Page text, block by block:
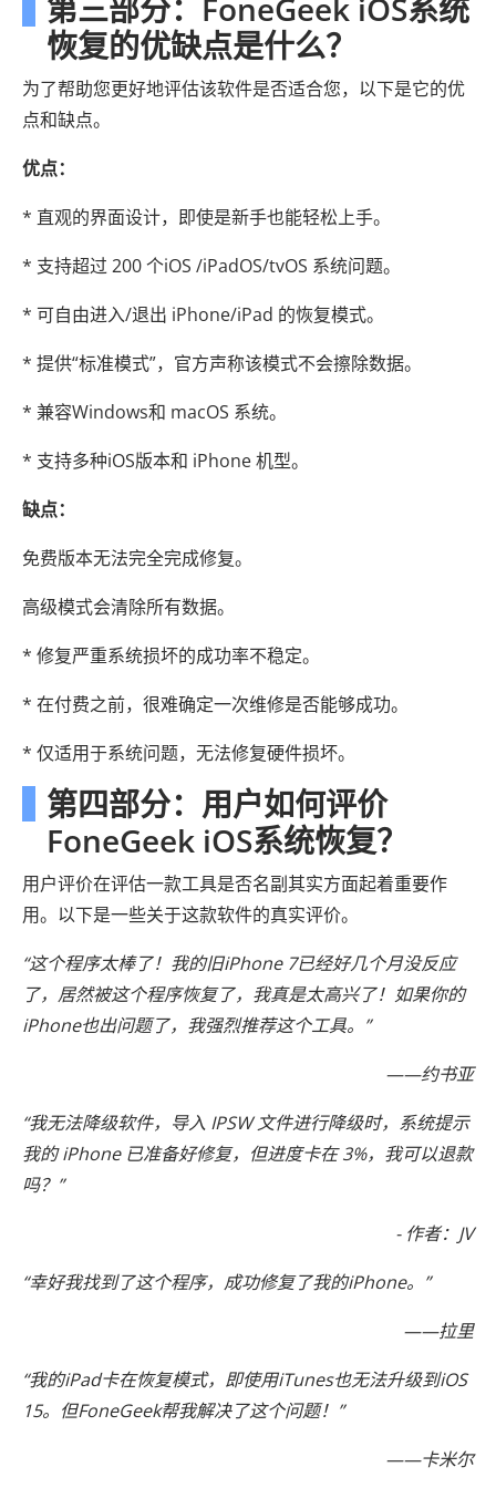
第三部分：FoneGeek iOS系统
恢复的优缺点是什么？
为了帮助您更好地评估该软件是否适合您，以下是它的优
点和缺点。
优点：
* 直观的界面设计，即使是新手也能轻松上手。
* 支持超过 200 个iOS /iPadOS/tvOS 系统问题。
* 可自由进入/退出 iPhone/iPad 的恢复模式。
* 提供“标准模式”，官方声称该模式不会擦除数据。
* 兼容Windows和 macOS 系统。
* 支持多种iOS版本和 iPhone 机型。
缺点：
免费版本无法完全完成修复。
高级模式会清除所有数据。
* 修复严重系统损坏的成功率不稳定。
* 在付费之前，很难确定一次维修是否能够成功。
* 仅适用于系统问题，无法修复硬件损坏。
第四部分：用户如何评价
FoneGeek iOS系统恢复？
用户评价在评估一款工具是否名副其实方面起着重要作
用。以下是一些关于这款软件的真实评价。
“这个程序太棒了！我的旧iPhone 7已经好几个月没反应
了，居然被这个程序恢复了，我真是太高兴了！如果你的
iPhone也出问题了，我强烈推荐这个工具。”
——约书亚
“我无法降级软件，导入 IPSW 文件进行降级时，系统提示
我的 iPhone 已准备好修复，但进度卡在 3%，我可以退款
吗？”
- 作者：JV
“幸好我找到了这个程序，成功修复了我的iPhone。”
——拉里
“我的iPad卡在恢复模式，即使用iTunes也无法升级到iOS
15。但FoneGeek帮我解决了这个问题！”
——卡米尔